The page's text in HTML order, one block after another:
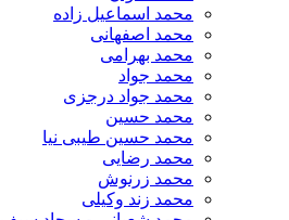
محمد اسماعیل زاده
محمد اصفهانی
محمد بهرامی
محمد جواد
محمد جواد درجزی
محمد حسین
محمد حسین طیبی نیا
محمد رضایی
محمد زرنوش
محمد زند وکیلی